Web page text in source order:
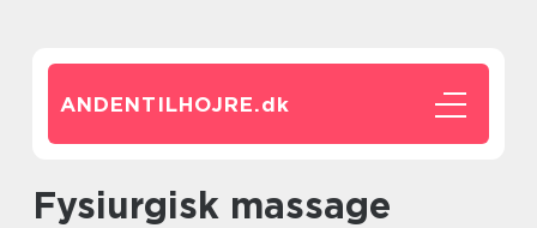
ANDENTILHOJRE.dk
fysiurgisk massage